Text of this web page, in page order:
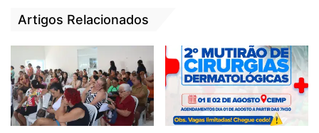
convicção dessa visita amigável.”N
possível informar a data do encontro nem o
motivo da reunião no Palácio do Planalto. O
encontro não aparece na agenda oficial de
Bolsonaro”.
PorO Antagonista.
Artigos Relacionados